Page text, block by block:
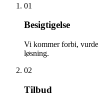
01
Besigtigelse
Vi kommer forbi,
løsning.
02
Tilbud